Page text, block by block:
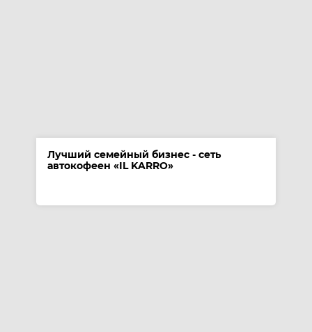
Лучший семейный бизнес - сеть
автокофеен «IL KARRO»